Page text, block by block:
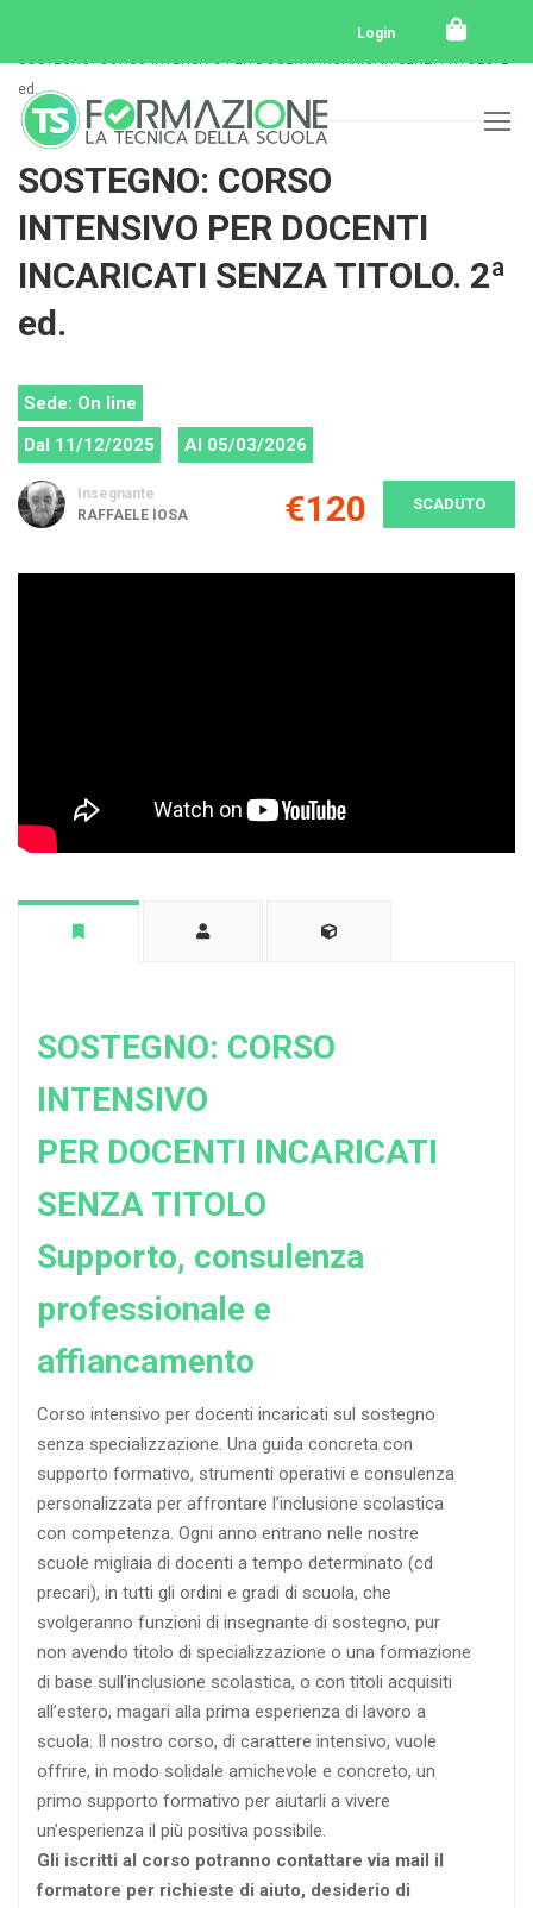
Login
SOSTEGNO: CORSO INTENSIVO PER DOCENTI INCARICATI SENZA TITOLO. 2ª
ed.
SOSTEGNO: CORSO
INTENSIVO PER DOCENTI
INCARICATI SENZA TITOLO. 2ª
ed.
Sede: On line
Dal 11/12/2025
Al 05/03/2026
Insegnante
RAFFAELE IOSA
€120 SCADUTO
SOSTEGNO: CORSO
INTENSIVO
PER DOCENTI INCARICATI
SENZA TITOLO
Supporto, consulenza
professionale e
affiancamento
Corso intensivo per docenti incaricati sul sostegno
senza specializzazione. Una guida concreta con
supporto formativo, strumenti operativi e consulenza
personalizzata per affrontare l’inclusione scolastica
con competenza. Ogni anno entrano nelle nostre
scuole migliaia di docenti a tempo determinato (cd
precari), in tutti gli ordini e gradi di scuola, che
svolgeranno funzioni di insegnante di sostegno, pur
non avendo titolo di specializzazione o una formazione
di base sull’inclusione scolastica, o con titoli acquisiti
all’estero, magari alla prima esperienza di lavoro a
scuola. Il nostro corso, di carattere intensivo, vuole
offrire, in modo solidale amichevole e concreto, un
primo supporto formativo per aiutarli a vivere
un’esperienza il più positiva possibile.
Gli iscritti al corso potranno contattare via mail il
formatore per richieste di aiuto, desiderio di